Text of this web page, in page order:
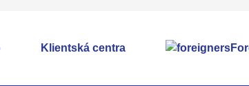
Klientská centra